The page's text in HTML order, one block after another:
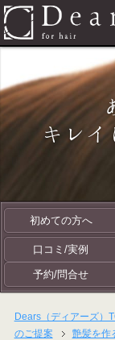
初めての方へ
口コミ/実例
予約/問合せ
Dears（ディアーズ）
のご提案
艶髪を作